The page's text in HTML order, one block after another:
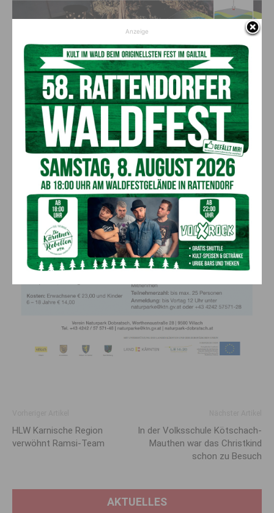
HLW Karnische Region
verwöhnt Ramsi-Team
In der Volksschule Kötschach-
Mauthen war das Christkind
schon zu Besuch
AKTUELLES
Anzeige